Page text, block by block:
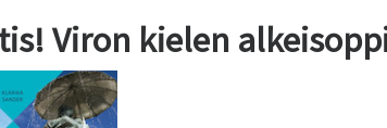
Viron kielen